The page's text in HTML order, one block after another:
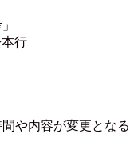
行
や内容が変更とな